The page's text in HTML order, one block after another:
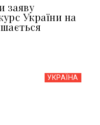
заяву
України на
УКРАЇНА